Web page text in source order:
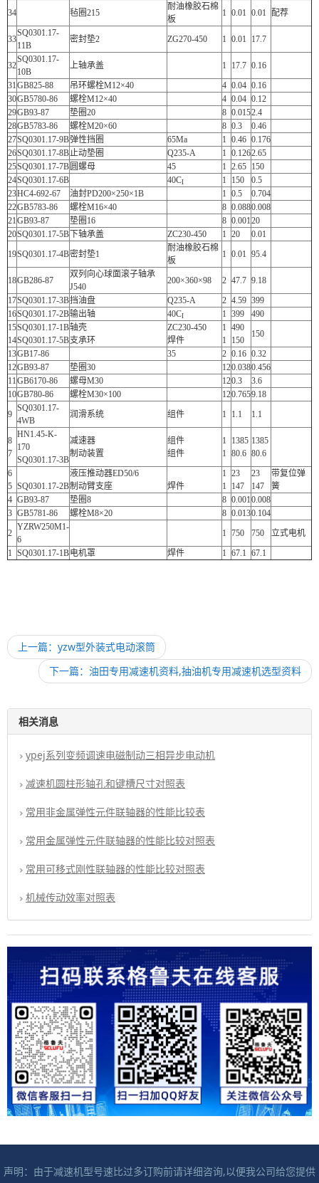
34 毡圈215
耐油橡胶石棉
板
1 0.01 0.01 配荐
33
SQ0301.17-
11B
密封垫2 ZG270-450 1 0.01 17.7
32
SQ0301.17-
10B
上轴承盖 1 17.7 0.16
31 GB825-88 吊环螺栓M12×40 4 0.04 0.16
30GB5780-86 螺栓M12×40 4 0.04 0.12
29GB93-87 垫圈20 8 0.0152.4
28GB5783-86 螺栓M20×60 8 0.3
0.46
27SQ0301.17-9B弹性挡圈 65Ma 1 0.46 0.176
26SQ0301.17-8B 止动垫圈 Q235-A 1 0.1262.65
25SQ0301.17-7B 圆螺母 45 1 2.65 150
24SQ0301.17-6B 40CI 1 150
0.5
23HC4-692-67 油封PD200×250×1B 1 0.5
0.704
22GB5783-86 螺栓M16×40 8 0.0880.008
21 GB93-87 垫圈16 8 0.001 20
20SQ0301.17-5B下轴承盖 ZC230-450 1 20
0.01
19SQ0301.17-4B密封垫1
耐油橡胶石棉
板
1 0.01 95.4
18GB286-87
双列向心球面滚子轴承
J540
200×360×98 2 47.7 9.18
17SQ0301.17-3B挡油盘 Q235-A 2 4.59 399
16SQ0301.17-2B输出轴 40CI 1 399
490
15
14
SQ0301.17-1B
SQ0301.17-5B
轴壳
支承环
ZC230-450
焊件
1
1
490
150
150
13GB17-86 35 2 0.16 0.32
12GB93-87 垫圈30 120.0380.456
11 GB6170-86 螺母M30 120.3
3.6
10GB780-86 螺栓M30×100 120.7659.18
9
SQ0301.17-
4WB
润滑系统 组件 1 1.1 1.1
8
7
HN1.45-K-
170
SQ0301.17-3B
减速器
制动装置
组件
组件
1
1
1385
80.6
1385
80.6
6
5 SQ0301.17-2B
液压推动器ED50/6
制动臂支座
焊件
1
1
23
147
23
147
带复位弹
簧
4 GB93-87 垫圈8 8 0.001 0.008
3 GB5781-86 螺栓M8×20 8 0.0130.104
2
YZRW250M1-
6
1 750 750
立式电机
1
SQ0301.17-1B电机罩 焊件 1 67.1 67.1
上一篇：yzw型外装式电动滚筒
下一篇：油田专用减速机资料,抽油机专用减速机选型资料
相关消息
ypej系列变频调速电磁制动三相异步电动机
减速机圆柱形轴孔和键槽尺寸对照表
常用非金属弹性元件联轴器的性能比较表
常用金属弹性元件联轴器的性能比较对照表
常用可移式刚性联轴器的性能比较对照表
机械传动效率对照表
声明：由于减速机型号速比过多订购前请详细咨询,以便我公司给您提供